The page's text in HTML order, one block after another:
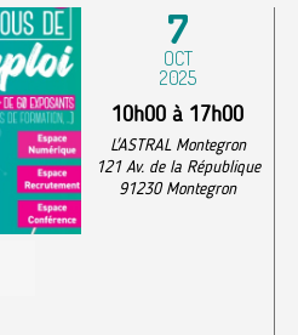
7
OCT
2025
10h00 à 17h00
L'ASTRAL Montegron
121 Av. de la République
91230 Montegron